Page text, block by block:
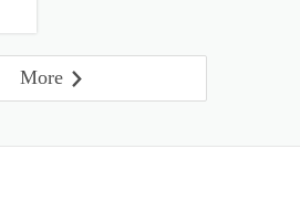
More